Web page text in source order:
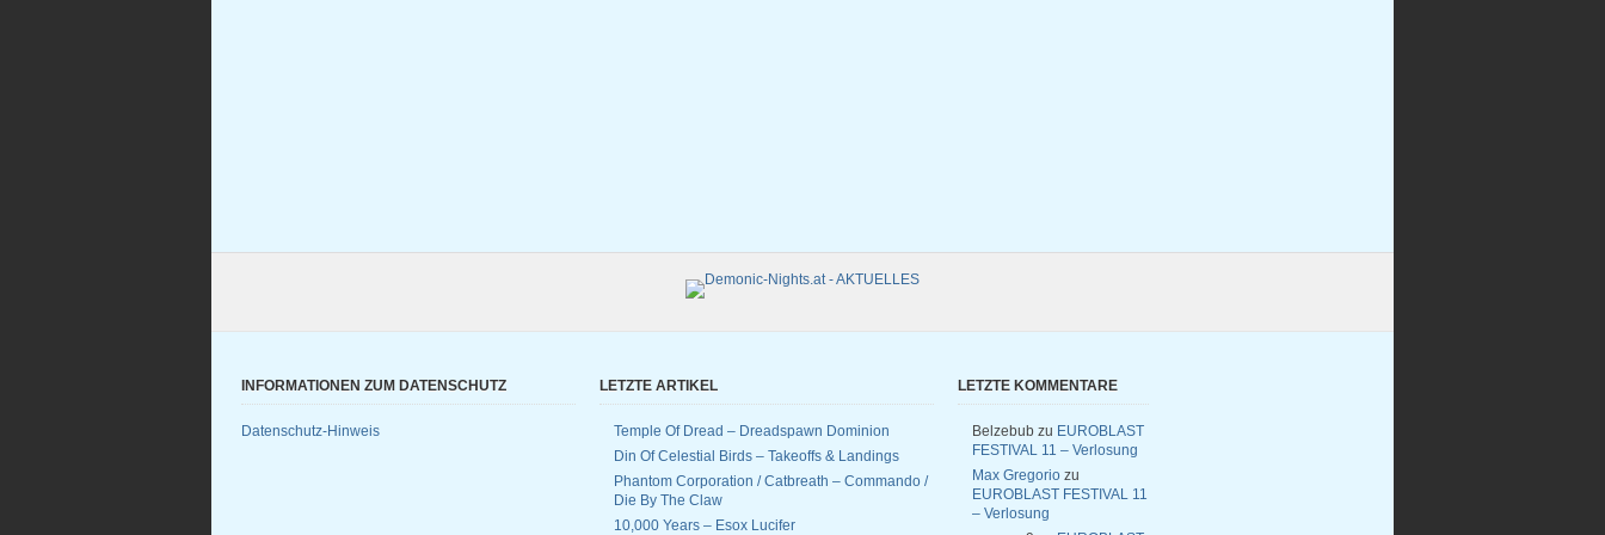
INFORMATIONEN ZUM DATENSCHUTZ
Datenschutz-Hinweis
LETZTE ARTIKEL
Temple Of Dread – Dreadspawn Dominion
Din Of Celestial Birds – Takeoffs & Landings
Phantom Corporation / Catbreath – Commando /
Die By The Claw
10,000 Years – Esox Lucifer
LETZTE KOMMENTARE
Belzebub zu EUROBLAST
FESTIVAL 11 – Verlosung
Max Gregorio zu
EUROBLAST FESTIVAL 11
– Verlosung